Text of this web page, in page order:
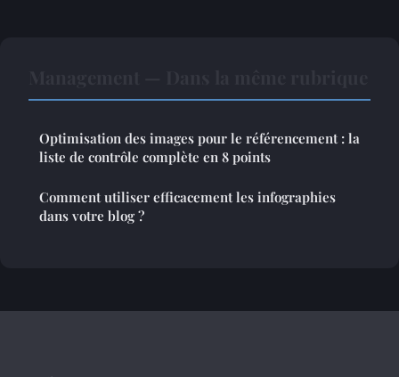
Optimisation des images pour le référencement : la
liste de contrôle complète en 8 points
Comment utiliser efficacement les infographies
dans votre blog ?